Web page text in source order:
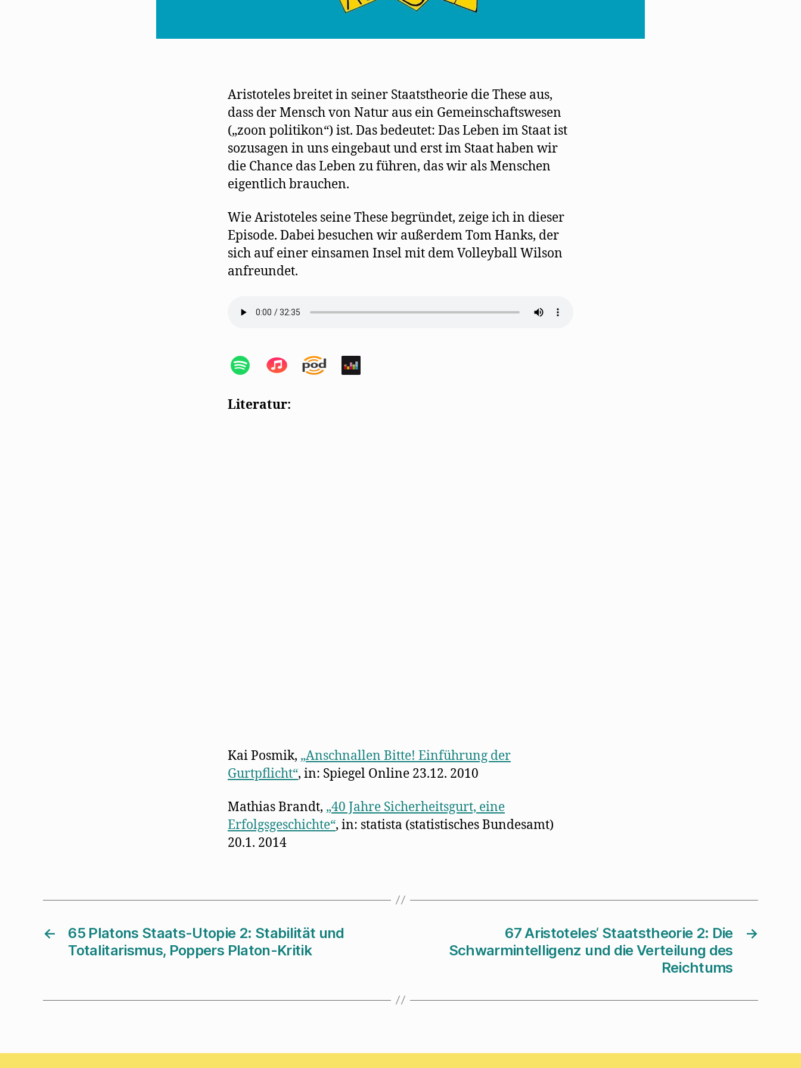
Aristoteles breitet in seiner Staatstheorie die These aus,
dass der Mensch von Natur aus ein Gemeinschaftswesen
(„zoon politikon“) ist. Das bedeutet: Das Leben im Staat ist
sozusagen in uns eingebaut und erst im Staat haben wir
die Chance das Leben zu führen, das wir als Menschen
eigentlich brauchen.
Wie Aristoteles seine These begründet, zeige ich in dieser
Episode. Dabei besuchen wir außerdem Tom Hanks, der
sich auf einer einsamen Insel mit dem Volleyball Wilson
anfreundet.
Literatur:
Kai Posmik, „Anschnallen Bitte! Einführung der
Gurtpflicht“, in: Spiegel Online 23.12. 2010
Mathias Brandt, „40 Jahre Sicherheitsgurt, eine
Erfolgsgeschichte“, in: statista (statistisches Bundesamt)
20.1. 2014
←
65 Platons Staats-Utopie 2: Stabilität und
Totalitarismus, Poppers Platon-Kritik
→
67 Aristoteles‘ Staatstheorie 2: Die
Schwarmintelligenz und die Verteilung des
Reichtums